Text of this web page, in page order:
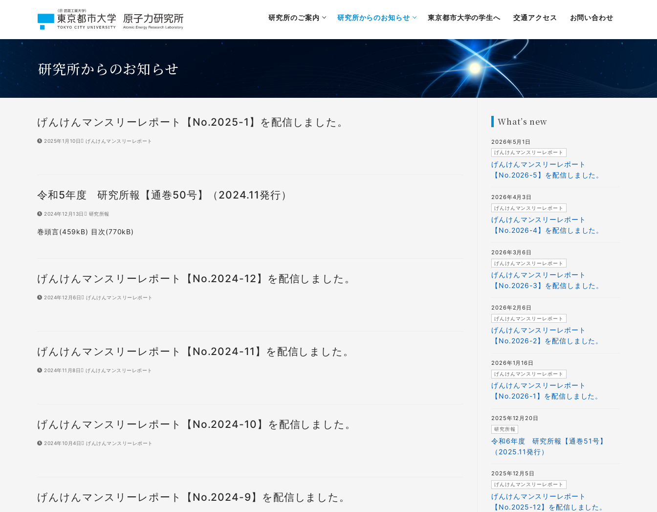
キ
研究所のご案内 研究所からのお知らせ 東京都市大学の学生へ 交通アクセス お問い合わせ
研究所からのお知らせ
げんけんマンスリーレポート【No.2025-1】を配信しました。
2025年1月10日 げんけんマンスリーレポート
令和5年度 研究所報【通巻50号】（2024.11発行）
2024年12月13日 研究所報
巻頭言(459kB) 目次(770kB)
げんけんマンスリーレポート【No.2024-12】を配信しました。
2024年12月6日 げんけんマンスリーレポート
げんけんマンスリーレポート【No.2024-11】を配信しました。
2024年11月8日 げんけんマンスリーレポート
げんけんマンスリーレポート【No.2024-10】を配信しました。
2024年10月4日 げんけんマンスリーレポート
げんけんマンスリーレポート【No.2024-9】を配信しました。
What’s new
げんけんマンスリーレポート
【No.2026-5】を配信しました。
げんけんマンスリーレポート
2026年5月1日
げんけんマンスリーレポート
【No.2026-4】を配信しました。
げんけんマンスリーレポート
2026年4月3日
げんけんマンスリーレポート
【No.2026-3】を配信しました。
げんけんマンスリーレポート
2026年3月6日
げんけんマンスリーレポート
【No.2026-2】を配信しました。
げんけんマンスリーレポート
2026年2月6日
げんけんマンスリーレポート
【No.2026-1】を配信しました。
げんけんマンスリーレポート
2026年1月16日
令和6年度 研究所報【通巻51号】
（2025.11発行）
研究所報
2025年12月20日
げんけんマンスリーレポート
【No.2025-12】を配信しました。
げんけんマンスリーレポート
2025年12月5日